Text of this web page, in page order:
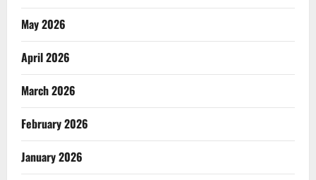
May 2026
April 2026
March 2026
February 2026
January 2026